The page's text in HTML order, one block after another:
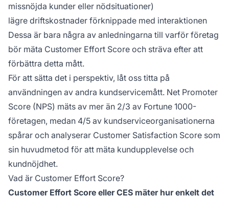
missnöjda kunder eller nödsituationer)
lägre driftskostnader förknippade med interaktionen
Dessa är bara några av anledningarna till varför företag
bör mäta Customer Effort Score och sträva efter att
förbättra detta mått.
För att sätta det i perspektiv, låt oss titta på
användningen av andra kundservicemått. Net Promoter
Score (NPS) mäts av mer än 2/3 av Fortune 1000-
företagen, medan 4/5 av kundserviceorganisationerna
spårar och analyserar Customer Satisfaction Score som
sin huvudmetod för att mäta kundupplevelse och
kundnöjdhet.
Vad är Customer Effort Score?
Customer Effort Score eller CES mäter hur enkelt det